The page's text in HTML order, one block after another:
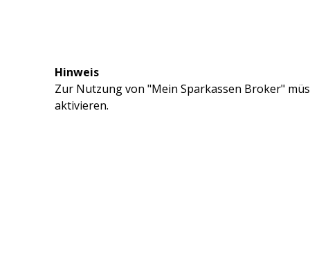
Hinweis
Zur Nutzung von "Mein Sparkassen Broker"
aktivieren.